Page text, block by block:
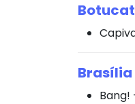
Brasília
Bang!